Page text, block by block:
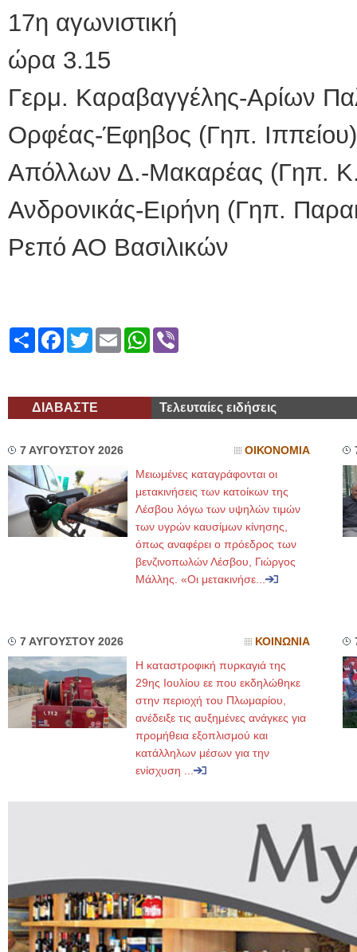
17η αγωνιστική
ώρα 3.15
Γερμ. Καραβαγγέλης-Αρίων
Ορφέας-Έφηβος (Γηπ. Ιππείου)
Απόλλων Δ.-Μακαρέας (Γηπ. Κ.
Ανδρονικάς-Ειρήνη (Γηπ.
Ρεπό ΑΟ Βασιλικών
ShareFacebook
TwitterEmailWhatsApp
ΔΙΑΒΑΣΤΕ Τελευταίες ειδήσεις
7 ΑΥΓΟΥΣΤΟΥ 2026 ΟΙΚΟΝΟΜΙΑ
Μειωμένες καταγράφονται οι
μετακινήσεις των κατοίκων της
Λέσβου λόγω των υψηλών τιμών
των υγρών καυσίμων κίνησης,
όπως αναφέρει ο πρόεδρος των
βενζινοπωλών Λέσβου, Γιώργος
Μάλλης. «Οι μετακινήσε...
7 ΑΥΓΟΥΣΤΟΥ 2026 ΚΟΙΝΩΝΙΑ
Η καταστροφική πυρκαγιά της
29ης Ιουλίου εε που εκδηλώθηκε
στην περιοχή του Πλωμαρίου,
ανέδειξε τις αυξημένες ανάγκες για
προμήθεια εξοπλισμού και
κατάλληλων μέσων για την
ενίσχυση ...